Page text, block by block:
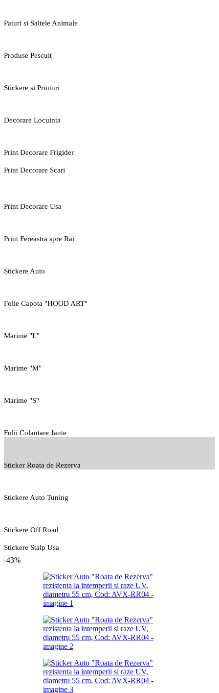
Paturi si Saltele Animale
Produse Pescuit
Stickere si Printuri
Decorare Locuinta
Print Decorare Frigider
Print Decorare Scari
Print Decorare Usa
Print Fereastra spre Rai
Stickere Auto
Folie Capota "HOOD ART"
Marime "L"
Marime "M"
Marime "S"
Folii Colantare Jante
Sticker Roata de Rezerva
Stickere Auto Tuning
Stickere Off Road
Stickere Stalp Usa
-43%